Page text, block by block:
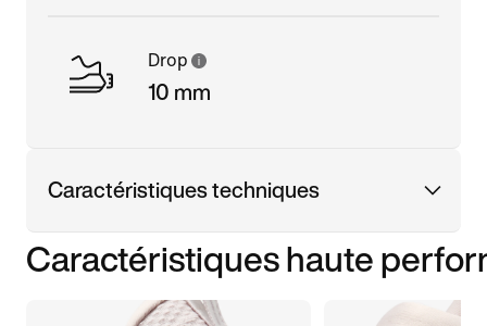
Drop
10 mm
Caractéristiques techniques
Caractéristiques haute